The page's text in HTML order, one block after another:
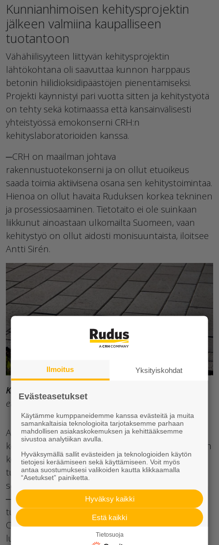
Kunnianhimoisen kehitysprojektin
jälkeen valmiina kaupalliseen
tuotantoon
Vähähiilisyyteen liittyvän kehitysprojektin
lähtökohtana oli saavuttaa kunnon harppaus
betonin hiilidioksidipäästöjen pienentämiseksi.
Projekti käynnistyi pari vuotta sitten ja kehitystyötä
on tehty sekä kotimaassa että kansainvälisesti
yhteistyössä emokonserni CRH:n
kehityslaboratorioiden kanssa.
─CRH on maailman johtava
rakennustuotekonserni ja on ollut etuoikeus
saada toimia aktiivisena osana sen kehitystoimintaa.
Hienoa on ollut havaita Ruduksen korkea tekninen
ja prosessiosaaminen. Tietotaito ei ole suinkaan
liikkunut ainoastaan ulkomailta Suomeen, vaan
kehitystyö on ollut aidosti monisuuntaista, iloitsee
Antti Sirén.
Kuva
: CEVO-pihakivet vastaavat sekä laadullisesti
että ulkonäöllisesti tavallisia pihakiviä.
Aktiivisen laboratorioissa toteutetun
kehitystyövaiheen myötä siirryttiin pienimuotoisten
koe-erien valmistamiseen tehtailla, joissa
tuotteiden ominaisuuksia ja valmistettavuutta
seurattiin tarkasti.
─Nyt olemme saavuttaneet jo normaalin teollisen
tuotannon tason. Voimme valmistaa suuriakin
CEVO-pihakivieriä tilauksesta asiakkaillemme, Sirén
lupaa.
Ilmoitus Yksityiskohdat
Evästeasetukset
Käytämme kumppaneidemme kanssa evästeitä ja muita
samankaltaisia teknologioita tarjotaksemme parhaan
mahdollisen asiakaskokemuksen ja kehittääksemme
sivustoa analytiikan avulla.
Hyväksymällä sallit evästeiden ja teknologioiden käytön
tietojesi keräämiseen sekä käyttämiseen. Voit myös
antaa suostumuksesi valikoiden kautta klikkaamalla
“Asetukset” painiketta.
Hyväksy kaikki
Estä kaikki
Tietosuoja